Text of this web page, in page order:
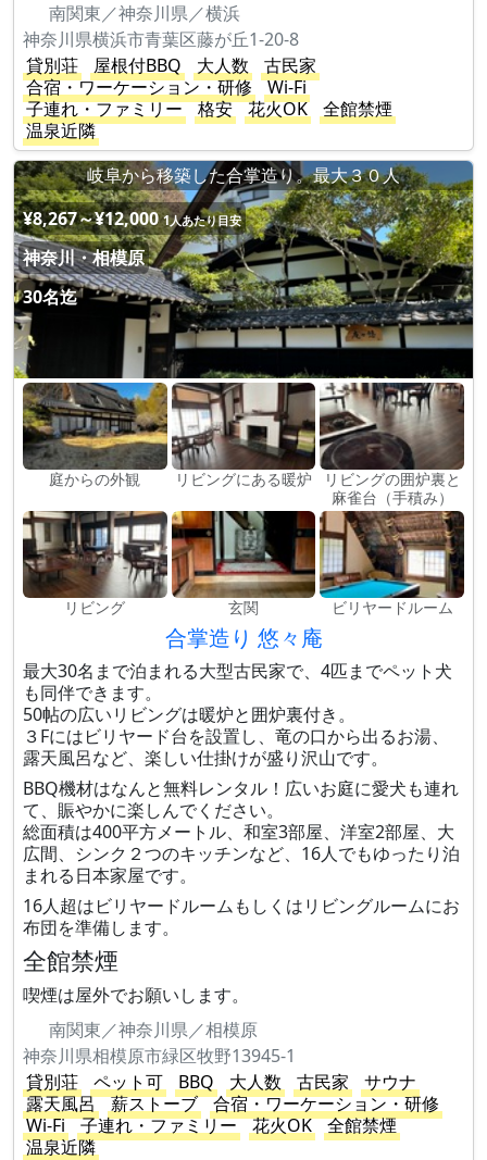
南関東／神奈川県／横浜
神奈川県横浜市青葉区藤が丘1-20-8
貸別荘
屋根付BBQ 大人数
古民家
合宿・ワーケーション・研修
Wi-Fi
子連れ・ファミリー
格安 花火OK
全館禁煙
温泉近隣
岐阜から移築した合掌造り。最大３０人
¥8,267～¥12,000 1人あたり目安
神奈川・相模原
30名迄
庭からの外観 リビングにある暖炉
リビングの囲炉裏と
麻雀台（手積み）
リビング 玄関 ビリヤードルーム
合掌造り 悠々庵
最大30名まで泊まれる大型古民家で、4匹までペット犬
も同伴できます。
50帖の広いリビングは暖炉と囲炉裏付き。
３Fにはビリヤード台を設置し、竜の口から出るお湯、
露天風呂など、楽しい仕掛けが盛り沢山です。
BBQ機材はなんと無料レンタル！広いお庭に愛犬も連れ
て、賑やかに楽しんでください。
総面積は400平方メートル、和室3部屋、洋室2部屋、大
広間、シンク２つのキッチンなど、16人でもゆったり泊
まれる日本家屋です。
16人超はビリヤードルームもしくはリビングルームにお
布団を準備します。
全館禁煙
喫煙は屋外でお願いします。
南関東／神奈川県／相模原
神奈川県相模原市緑区牧野13945-1
貸別荘
ペット可 BBQ 大人数 古民家
サウナ
露天風呂
薪ストーブ
合宿・ワーケーション・研修
Wi-Fi
子連れ・ファミリー 花火OK
全館禁煙
温泉近隣